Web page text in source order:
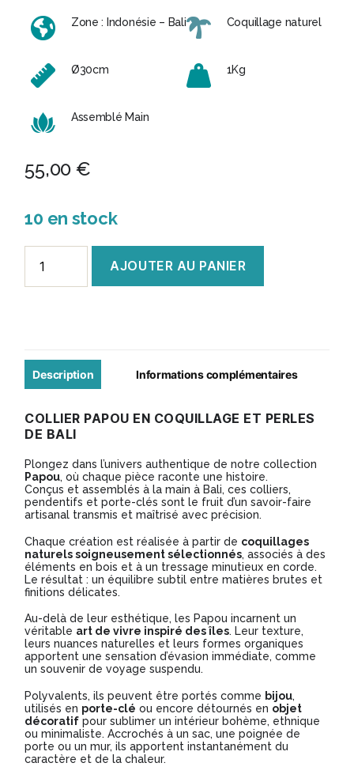
Zone : Indonésie – Bali
Ø30cm
Assemblé Main
Coquillage naturel
1Kg
55,00 €
10 en stock
coquillage
perles
Bali
AJOUTER AU PANIER
Description Informations complémentaires
COLLIER PAPOU EN COQUILLAGE ET PERLES
DE BALI
Plongez dans l’univers authentique de notre collection
Papou, où chaque pièce raconte une histoire.
Conçus et assemblés à la main à Bali, ces colliers,
pendentifs et porte-clés sont le fruit d’un savoir-faire
artisanal transmis et maîtrisé avec précision.
Chaque création est réalisée à partir de coquillages
naturels soigneusement sélectionnés, associés à des
éléments en bois et à un tressage minutieux en corde.
Le résultat : un équilibre subtil entre matières brutes et
finitions délicates.
Au-delà de leur esthétique, les Papou incarnent un
véritable art de vivre inspiré des îles. Leur texture,
leurs nuances naturelles et leurs formes organiques
apportent une sensation d’évasion immédiate, comme
un souvenir de voyage suspendu.
Polyvalents, ils peuvent être portés comme bijou,
utilisés en porte-clé ou encore détournés en objet
décoratif pour sublimer un intérieur bohème, ethnique
ou minimaliste. Accrochés à un sac, une poignée de
porte ou un mur, ils apportent instantanément du
caractère et de la chaleur.